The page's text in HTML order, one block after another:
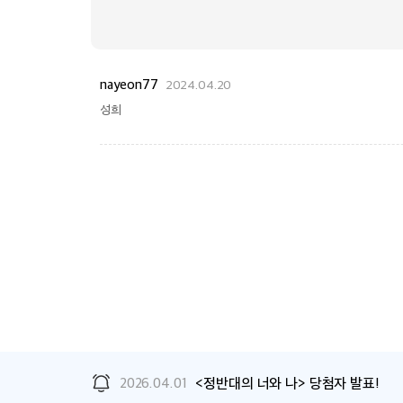
nayeon77 2024.04.20
성희
2026.04.01 <정반대의 너와 나> 당첨자 발표!